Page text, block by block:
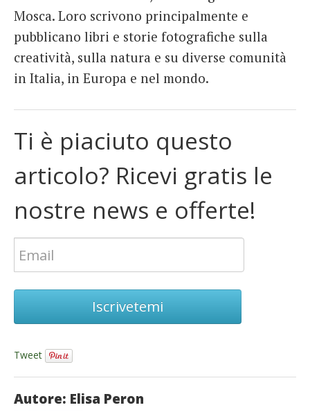
Mosca. Loro scrivono principalmente e
pubblicano libri e storie fotografiche sulla
creatività, sulla natura e su diverse comunità
in Italia, in Europa e nel mondo.
Ti è piaciuto questo
articolo? Ricevi gratis le
nostre news e offerte!
Iscrivetemi
Tweet
Autore: Elisa Peron